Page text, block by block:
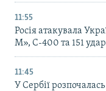
11:55
Росія атакувала
М», С-400 та 151
11:45
У Сербії